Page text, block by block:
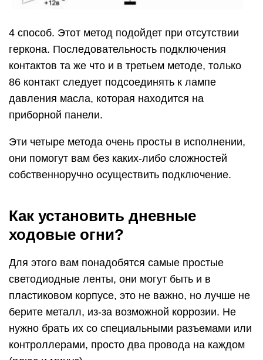
4 способ. Этот метод подойдет при отсутствии
геркона. Последовательность подключения
контактов та же что и в третьем методе, только
86 контакт следует подсоединять к лампе
давления масла, которая находится на
приборной панели.
Эти четыре метода очень просты в исполнении,
они помогут вам без каких-либо сложностей
собственноручно осуществить подключение.
Как установить дневные
ходовые огни?
Для этого вам понадобятся самые простые
светодиодные ленты, они могут быть и в
пластиковом корпусе, это не важно, но лучше не
берите металл, из-за возможной коррозии. Не
нужно брать их со специальными разъемами или
контроллерами, просто два провода на каждом